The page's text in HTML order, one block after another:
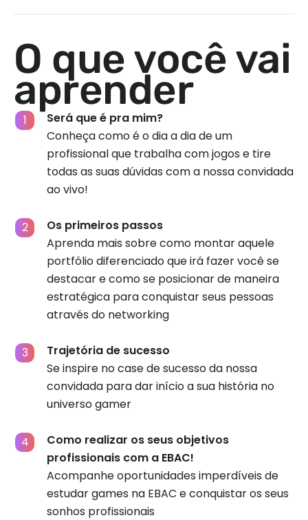
O que você vai
aprender
Será que é pra mim?
Conheça como é o dia a dia de um
profissional que trabalha com jogos e tire
todas as suas dúvidas com a nossa convidada
ao vivo!
Os primeiros passos
Aprenda mais sobre como montar aquele
portfólio diferenciado que irá fazer você se
destacar e como se posicionar de maneira
estratégica para conquistar seus pessoas
através do networking
Trajetória de sucesso
Se inspire no case de sucesso da nossa
convidada para dar início a sua história no
universo gamer
Como realizar os seus objetivos
profissionais com a EBAC!
Acompanhe oportunidades imperdíveis de
estudar games na EBAC e conquistar os seus
sonhos profissionais